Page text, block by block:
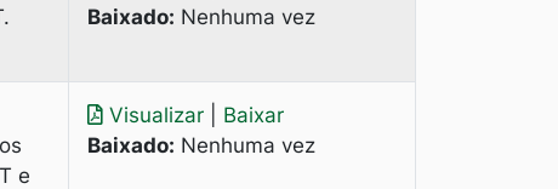
Baixado: Nenhuma vez
e
Visualizar
Baixar
Baixado: Nenhuma vez